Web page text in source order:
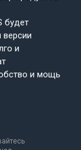
будет
версии
и
и мощь